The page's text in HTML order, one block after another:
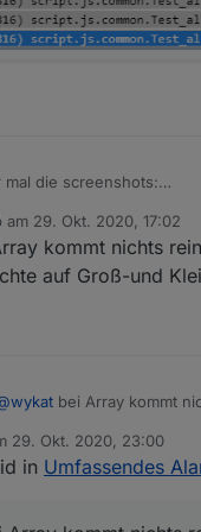
mal die screenshots:
am 29. Okt. 2020, 17:02
von
kommt nichts
auf Groß-und
wykat bei Array kommt
29. Okt. 2020, 23:00
von
in Umfassendes